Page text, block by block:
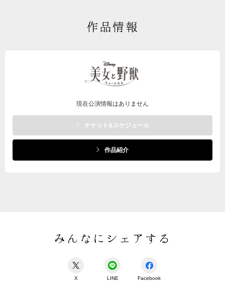
作品情報
現在公演情報はありません
チケット&スケジュール
作品紹介
みんなにシェアする
X LINE Facebook